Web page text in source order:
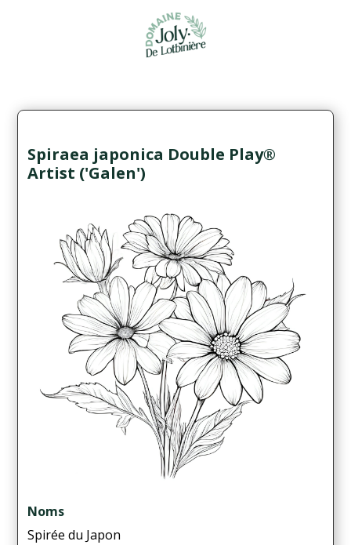
Spiraea japonica Double Play®
Artist ('Galen')
Noms
Spirée du Japon